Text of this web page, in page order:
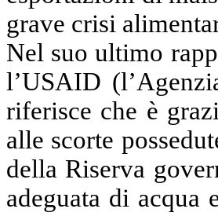
grave crisi
Nel suo ultimo
l’USAID
riferisce che è
alle scorte
della Riserva
adeguata di acqua